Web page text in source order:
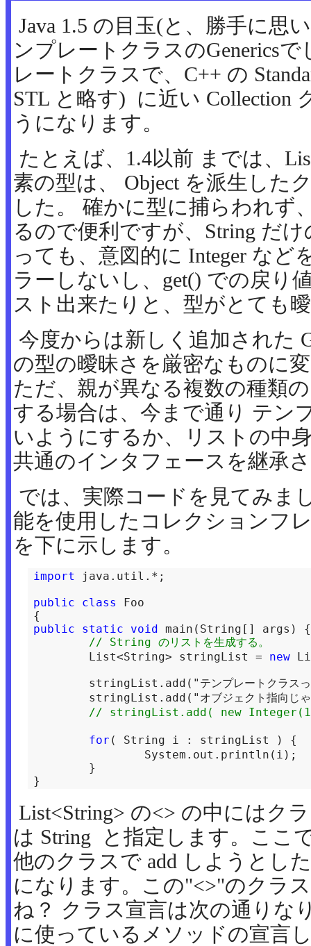
Java 1.5 の目玉(と、勝手に思
ンプレートクラスのGenerics
レートクラスで、C++ の
STL と略す) に近い Collection
うになります。
たとえば、1.4以前 までは、
素の型は、 Object を派生した
した。 確かに型に捕らわれず
るので便利ですが、String だ
っても、意図的に Integer な
ラーしないし、get() での戻り
スト出来たりと、型がとても
今度からは新しく追加された
の型の曖昧さを厳密なものに
ただ、親が異なる複数の種類
する場合は、今まで通り テン
いようにするか、リストの中
共通のインタフェースを継承
では、実際コードを見てみま
能を使用したコレクションフ
を下に示します。
import
java.util.*;
public
class
Foo
public
static void main(String[] args) {
// String のリストを生成する。
	List<String> stringList =
new
// stringList.add( new
for
List<String> の<> の中にはク
は String と指定します。ここ
他のクラスで add しようとし
になります。この"<>"のクラ
ね？ クラス宣言は次の通りな
に使っているメソッドの宣言